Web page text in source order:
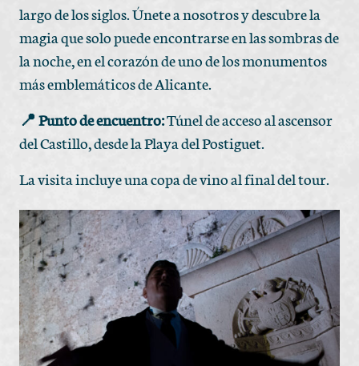
largo de los siglos. Únete a nosotros y descubre la
magia que solo puede encontrarse en las sombras de
la noche, en el corazón de uno de los monumentos
más emblemáticos de Alicante.
📍 Punto de encuentro:Túnel de acceso al ascensor
del Castillo, desde la Playa del Postiguet.
La visita incluye una copa de vino al final del tour.